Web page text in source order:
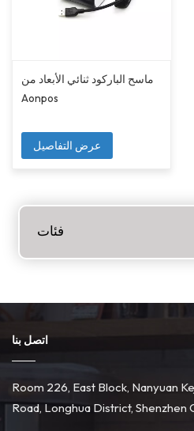
ماسح الباركود ثنائي الأبعاد من
Aonpos
عرض التفاصيل
فئات
اتصل بنا
Room 226, East Block, Nanyuan
Road, Longhua District, Shenzhen